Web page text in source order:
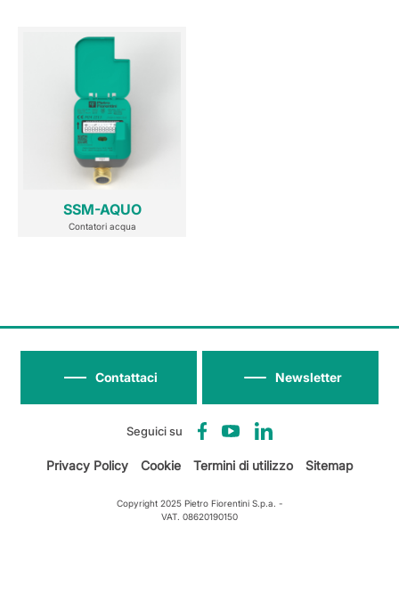
SSM-AQUO
Contatori acqua
Seguici su
Newsletter
Contattaci
Privacy Policy Cookie Termini di utilizzo Sitemap
Copyright 2025 Pietro Fiorentini S.p.a. -
VAT. 08620190150